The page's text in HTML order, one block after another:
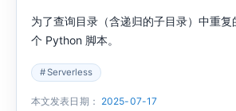
为了查询目录（含递归的子目录）中重
个 Python 脚本。
Serverless
本文发表日期： 2025-07-17